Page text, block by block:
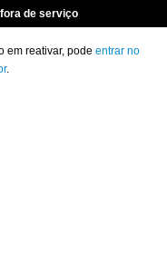
de serviço
em reativar, pode entrar no
.